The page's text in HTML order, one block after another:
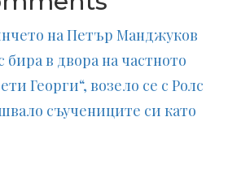
на Петър Манджуков
бира в двора на частното
Георги“, возело се с Ролс
съучениците си като